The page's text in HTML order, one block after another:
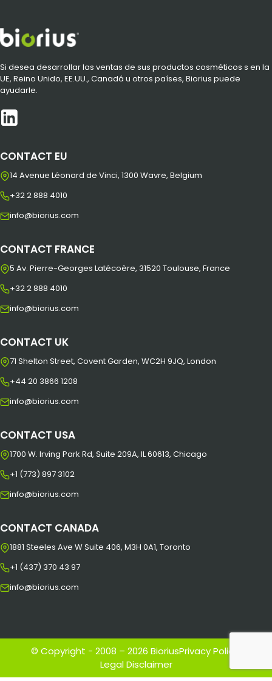
Si desea desarrollar las ventas de sus productos cosméticos s en la
UE, Reino Unido, EE.UU., Canadá u otros países, Biorius puede
ayudarle.
CONTACT EU
14 Avenue Léonard de Vinci, 1300 Wavre, Belgium
+32 2 888 4010
info@biorius.com
CONTACT FRANCE
5 Av. Pierre-Georges Latécoère, 31520 Toulouse, France
+32 2 888 4010
info@biorius.com
CONTACT UK
71 Shelton Street, Covent Garden, WC2H 9JQ, London
+44 20 3866 1208
info@biorius.com
CONTACT USA
1700 W. Irving Park Rd, Suite 209A, IL 60613, Chicago
+1 (773) 897 3102
info@biorius.com
CONTACT CANADA
1881 Steeles Ave W Suite 406, M3H 0A1, Toronto
+1 (437) 370 43 97
info@biorius.com
© Copyright - 2008 – 2026 BioriusPrivacy Policy
Legal Disclaimer